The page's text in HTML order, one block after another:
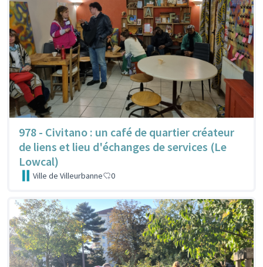
978 - Civitano : un café de quartier créateur
de liens et lieu d'échanges de services (Le
Lowcal)
Ville de Villeurbanne 0